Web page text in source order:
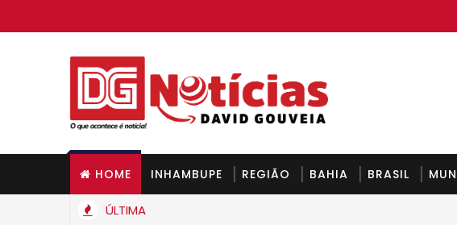
HOME INHAMBUPE REGIÃO BAHIA BRASIL
ÚLTIMA